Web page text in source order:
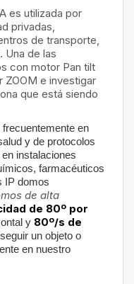
es utilizada por
privadas,
de transporte,
Una de las
con motor Pan tilt
ZOOM e investigar
que está siendo
en
y de protocolos
instalaciones
farmacéuticos
IP domos
de alta
de 80º por
y 80º/s de
un objeto o
en nuestro